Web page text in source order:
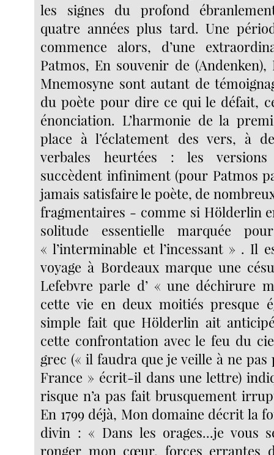
les signes du profond
quatre années plus tard. Une
commence alors, d’une
Patmos, En souvenir de (Andenken),
Mnemosyne sont autant de
du poète pour dire ce qui le défait,
énonciation. L’harmonie de la
place à l’éclatement des vers, à
verbales heurtées : les
succèdent infiniment (pour Patmos
jamais satisfaire le poète, de
fragmentaires - comme si Hölderlin
solitude essentielle marquée
« l’interminable et l’incessant » . Il
voyage à Bordeaux marque une
Lefebvre parle d’ « une déchirure
cette vie en deux moitiés presque
simple fait que Hölderlin ait
cette confrontation avec le feu du
grec (« il faudra que je veille à ne
France » écrit-il dans une lettre)
risque n’a pas fait brusquement
En 1799 déjà, Mon domaine décrit la
divin : « Dans les orages...je vous
ronger mon cœur, forces errantes